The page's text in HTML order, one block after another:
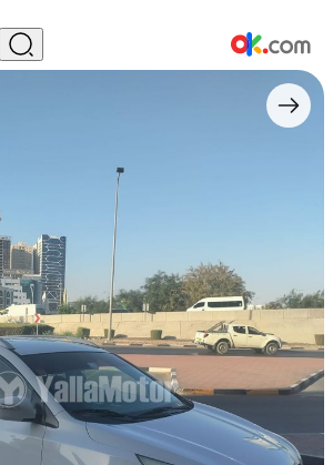
25,000
درهم
للبيع
هيونداي
للعجلات،
تعمل
بالبنزين
وأوتوماتيكية
بدفع
للعجلات
مستعمل